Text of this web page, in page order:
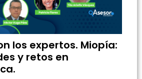
los expertos. Miopía:
y retos en